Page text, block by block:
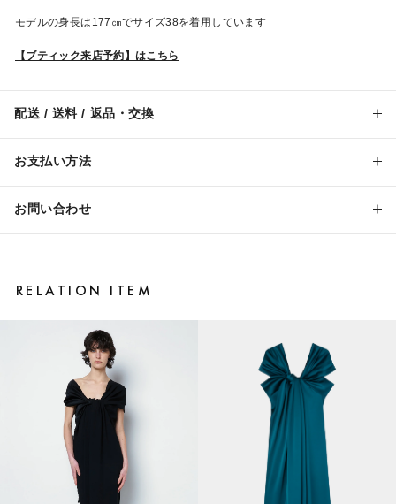
モデルの身長は177㎝でサイズ38を着用しています
【ブティック来店予約】はこちら
配送 / 送料 / 返品・交換
お支払い方法
お問い合わせ
RELATION ITEM